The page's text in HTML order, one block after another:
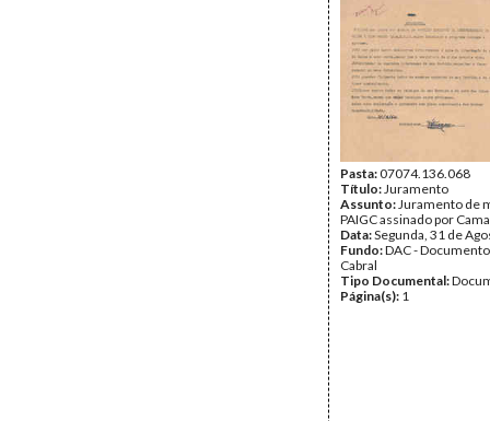
Pasta:07074.136.068
Título:Juramento
Assunto:Juramento de
PAIGC assinado por
Data:Segunda, 31 de
Fundo:DAC -
Cabral
Tipo Documental:
Página(s): 1